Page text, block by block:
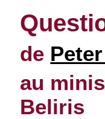
de
au
Beliris